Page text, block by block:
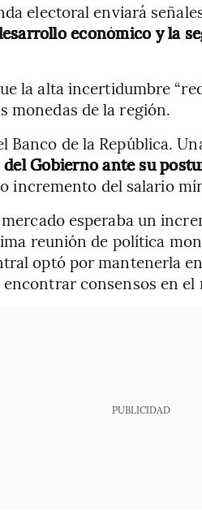
electoral enviará
económico y la
la alta incertidumbre
monedas de la región.
Banco de la República.
Gobierno ante su
incremento del salario
esperaba un
reunión de política
optó por mantenerla
consensos en
PUBLICIDAD